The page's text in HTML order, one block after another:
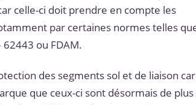
celle-ci doit prendre en compte les
par certaines normes telles
62443 ou FDAM.
des segments sol et de liaison car
que ceux-ci sont désormais de plus